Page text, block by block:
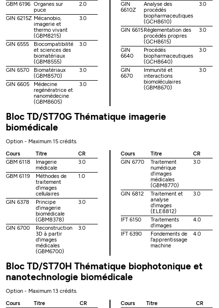
GBM 6196 Organes sur
puce
2.0
GIN 6215Z Mécanobio,
imagerie et
thermo vivant
(GBM8215)
3.0
GIN 6555
Biocompatibilité
et sciences des
biomatériaux
(GBM8555)
3.0
GIN 6570
Biomatériaux
(GBM8570)
3.0
GIN 6605
Médecine
regénératrice et
nanomédecine
(GBM8605)
3.0
GIN
6610Z
Analyse des
procédés
biopharmaceutiques
(GCH8610)
3.0
GIN 6615Règlementation des
procédés propres
(GCH8615)
3.0
GIN
6640
Procédés
biopharmaceutiques
(GCH8640)
3.0
GIN
6670
Immunité et
interactions
biomoléculaires
(GBM8670)
3.0
Bloc TD/ST70G Thématique imagerie
biomédicale
Option - Maximum 15 crédits.
Cours
Titre
CR
GBM 6118
Imagerie
médicale
3.0
GBM 6119
Méthodes de
traitement
d'images
cellulaires
1.0
GIN 6378
Principe
d'imagerie
biomédicale
(GBM8378)
3.0
GIN 6700
Reconstruction
3D à partir
d'images
médicales
(GBM6700)
3.0
Cours Titre
CR
GIN 6770
Traitement
numérique
d'images
médicales
(GBM8770)
3.0
GIN 6812
Traitement et
analyse
d'images
(ELE8812)
3.0
IFT 6150
Traitements
d'images
4.0
IFT 6390
Fondements de
l'apprentissage
machine
4.0
Bloc TD/ST70H Thématique biophotonique et
nanotechnologie biomédicale
Option - Maximum 13 crédits.
Cours
Titre
CR
Cours Titre
CR